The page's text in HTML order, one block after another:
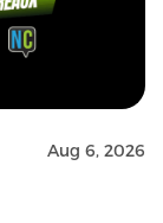
Aug 6, 2026